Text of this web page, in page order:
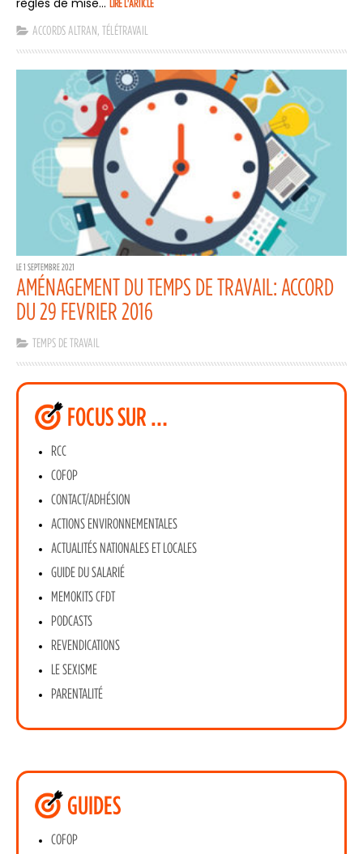
règles de mise... LIRE L'ARTICLE
ACCORDS ALTRAN, TÉLÉTRAVAIL
LE 1 SEPTEMBRE 2021
AMÉNAGEMENT DU TEMPS DE TRAVAIL: ACCORD
DU 29 FEVRIER 2016
TEMPS DE TRAVAIL
FOCUS SUR …
RCC
COFOP
CONTACT/ADHÉSION
ACTIONS ENVIRONNEMENTALES
ACTUALITÉS NATIONALES ET LOCALES
GUIDE DU SALARIÉ
MEMOKITS CFDT
PODCASTS
REVENDICATIONS
LE SEXISME
PARENTALITÉ
GUIDES
COFOP